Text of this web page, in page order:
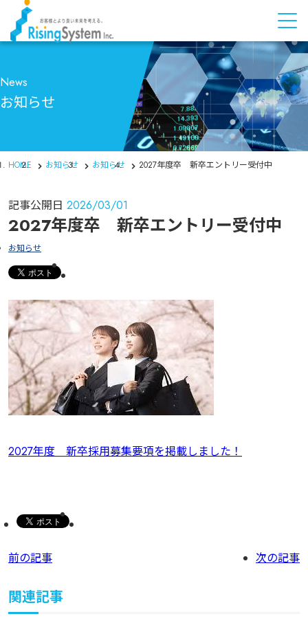
News
お知らせ
HOME お知らせ お知らせ 2027年度卒 新卒エントリー受付中
記事公開日 2026/03/01
2027年度卒 新卒エントリー受付中
お知らせ
2027年度 新卒採用募集要項を掲載しました！
前の記事 次の記事
関連記事